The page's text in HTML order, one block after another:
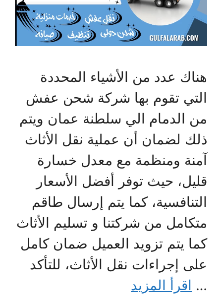
هناك عدد من الأشياء المحددة
التي تقوم بها شركة شحن عفش
من الدمام الي سلطنة عمان ويتم
ذلك لضمان أن عملية نقل الأثاث
آمنة ومنظمة مع معدل خسارة
قليل، حيث توفر أفضل الأسعار
التنافسية، كما يتم إرسال طاقم
متكامل من شركتنا و تسليم الأثاث
كما يتم تزويد العميل ضمان كامل
على إجراءات نقل الأثاث، للتأكد
… اقرأ المزيد